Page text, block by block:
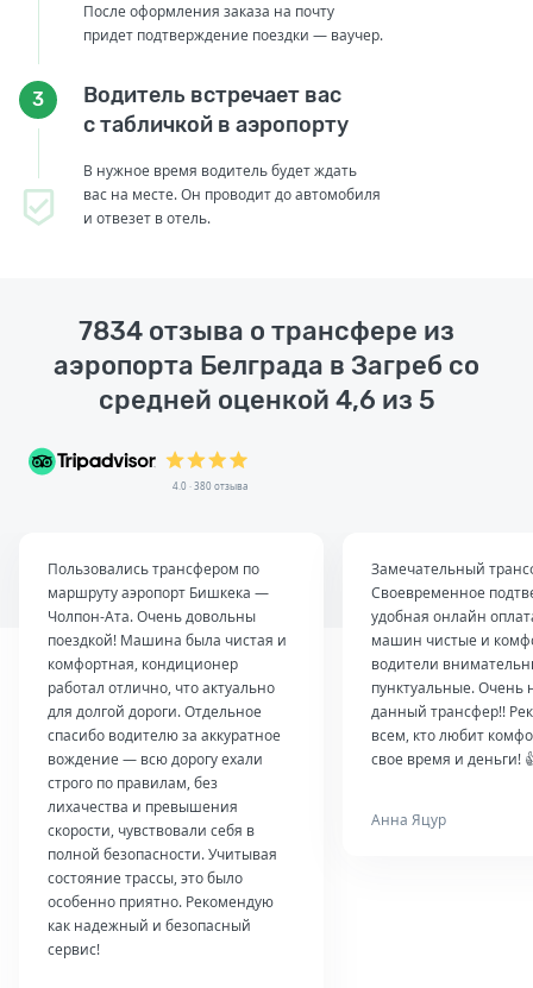
После оформления заказа на почту
придет подтверждение поездки — ваучер.
3
Водитель встречает вас
с табличкой в аэропорту
В нужное время водитель будет ждать
вас на месте. Он проводит до автомобиля
и отвезет в отель.
7834 отзыва о трансфере из
аэропорта Белграда в Загреб со
средней оценкой 4,6 из 5
4.0 · 380 отзыва
Пользовались трансфером по
маршруту аэропорт Бишкека —
Чолпон-Ата. Очень довольны
поездкой! Машина была чистая и
комфортная, кондиционер
работал отлично, что актуально
для долгой дороги. Отдельное
спасибо водителю за аккуратное
вождение — всю дорогу ехали
строго по правилам, без
лихачества и превышения
скорости, чувствовали себя в
полной безопасности. Учитывая
состояние трассы, это было
особенно приятно. Рекомендую
как надежный и безопасный
сервис!
Замечательный
Своевременное
удобная онлайн
машин чистые и
водители
пунктуальные. Очень
данный трансфер!!
всем, кто любит
свое время и деньги!
Анна Яцур